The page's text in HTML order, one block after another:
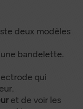
deux modèles
bandelette.
qui
et de voir les